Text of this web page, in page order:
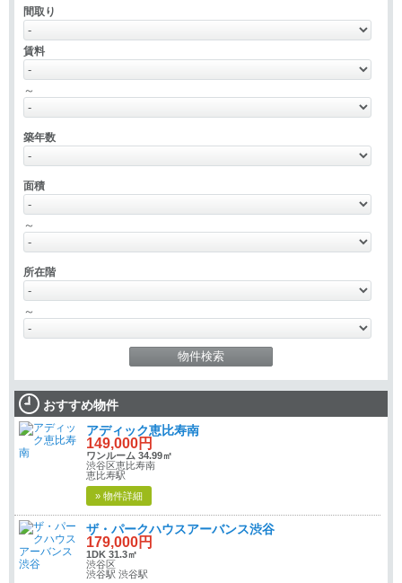
間取り
賃料
～
築年数
面積
～
所在階
～
おすすめ物件
アディック恵比寿南
149,000円
ワンルーム 34.99㎡
渋谷区恵比寿南
恵比寿駅
» 物件詳細
ザ・パークハウスアーバンス渋谷
179,000円
1DK 31.3㎡
渋谷区
渋谷駅 渋谷駅